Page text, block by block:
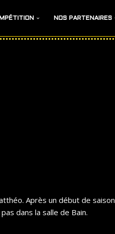
NOS PARTENAIRES
Après un début de saison
dans la salle de Bain.